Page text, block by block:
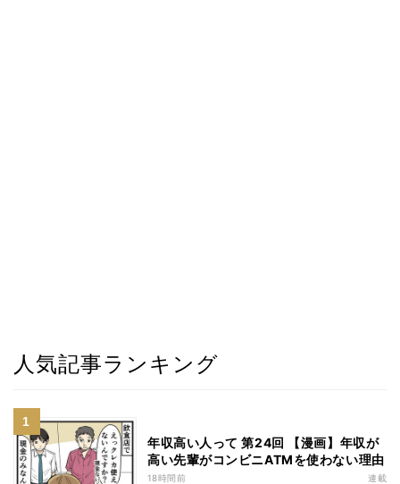
人気記事ランキング
年収高い人って 第24回 【漫画】年収が
高い先輩がコンビニATMを使わない理由
18時間前 連載